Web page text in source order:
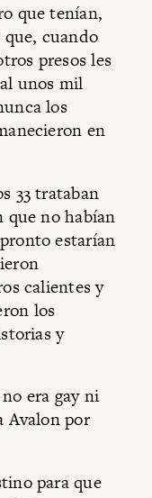
que tenían,
cuando
presos les
unos mil
los
en
33 trataban
que no habían
estarían
calientes y
los
y
era gay ni
Avalon por
para que